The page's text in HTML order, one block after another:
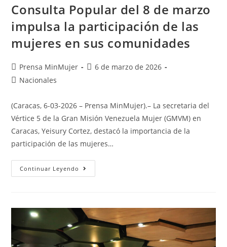
Consulta Popular del 8 de marzo
impulsa la participación de las
mujeres en sus comunidades
Prensa MinMujer
6 de marzo de 2026
Nacionales
(Caracas, 6-03-2026 – Prensa MinMujer).– La secretaria del
Vértice 5 de la Gran Misión Venezuela Mujer (GMVM) en
Caracas, Yeisury Cortez, destacó la importancia de la
participación de las mujeres…
Continuar Leyendo